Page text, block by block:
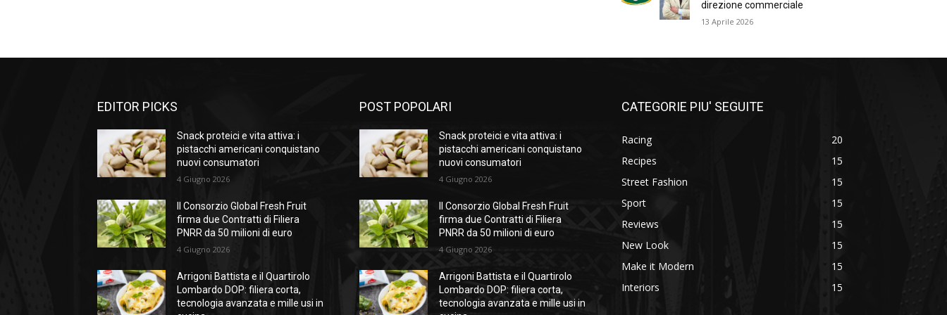
direzione commerciale
13 Aprile 2026
EDITOR PICKS
Snack proteici e vita attiva: i
pistacchi americani conquistano
nuovi consumatori
4 Giugno 2026
Il Consorzio Global Fresh Fruit
firma due Contratti di Filiera
PNRR da 50 milioni di euro
4 Giugno 2026
Arrigoni Battista e il Quartirolo
Lombardo DOP: filiera corta,
tecnologia avanzata e mille usi in
POST POPOLARI
Snack proteici e vita attiva: i
pistacchi americani conquistano
nuovi consumatori
4 Giugno 2026
Il Consorzio Global Fresh Fruit
firma due Contratti di Filiera
PNRR da 50 milioni di euro
4 Giugno 2026
Arrigoni Battista e il Quartirolo
Lombardo DOP: filiera corta,
tecnologia avanzata e mille usi in
CATEGORIE PIU' SEGUITE
Racing
20
Recipes
15
Street Fashion
15
Sport
15
Reviews
15
New Look
15
Make it Modern
15
Interiors
15